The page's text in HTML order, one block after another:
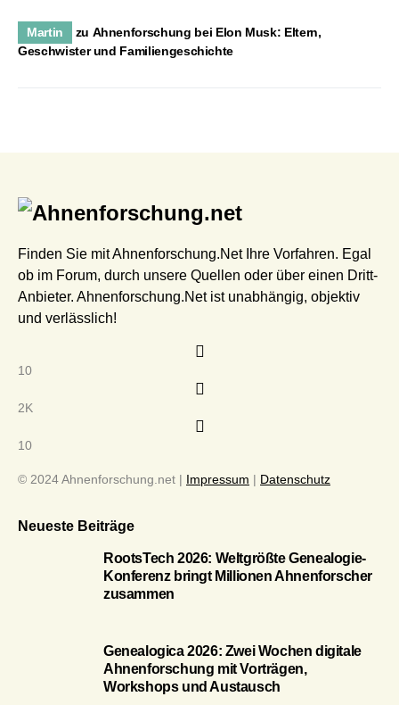
Martin zu Ahnenforschung bei Elon Musk: Eltern,
Geschwister und Familiengeschichte
Finden Sie mit Ahnenforschung.Net Ihre Vorfahren. Egal
ob im Forum, durch unsere Quellen oder über einen Dritt-
Anbieter. Ahnenforschung.Net ist unabhängig, objektiv
und verlässlich!
10
2K
10
© 2024 Ahnenforschung.net | Impressum | Datenschutz
Neueste Beiträge
RootsTech 2026: Weltgrößte Genealogie-
Konferenz bringt Millionen Ahnenforscher
zusammen
Genealogica 2026: Zwei Wochen digitale
Ahnenforschung mit Vorträgen,
Workshops und Austausch